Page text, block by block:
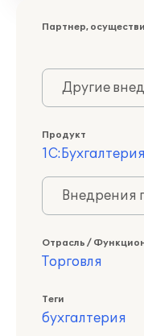
Партнер,
Другие
Продукт
Внедрения
Отрасль /
Торговля
Теги
бухгалтерия